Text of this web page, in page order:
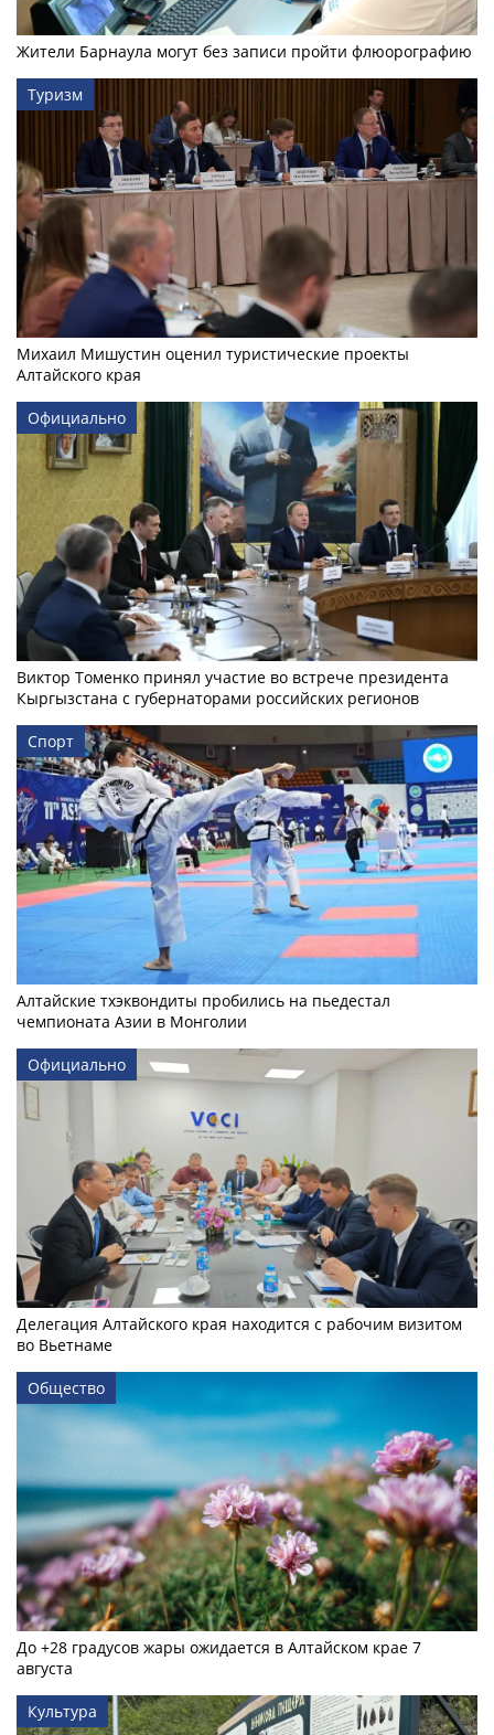
Жители Барнаула могут без записи пройти флюорографию
Туризм
Михаил Мишустин оценил туристические проекты
Алтайского края
Официально
Виктор Томенко принял участие во встрече президента
Кыргызстана с губернаторами российских регионов
Спорт
Алтайские тхэквондиты пробились на пьедестал
чемпионата Азии в Монголии
Официально
Делегация Алтайского края находится с рабочим визитом
во Вьетнаме
Общество
До +28 градусов жары ожидается в Алтайском крае 7
августа
Культура